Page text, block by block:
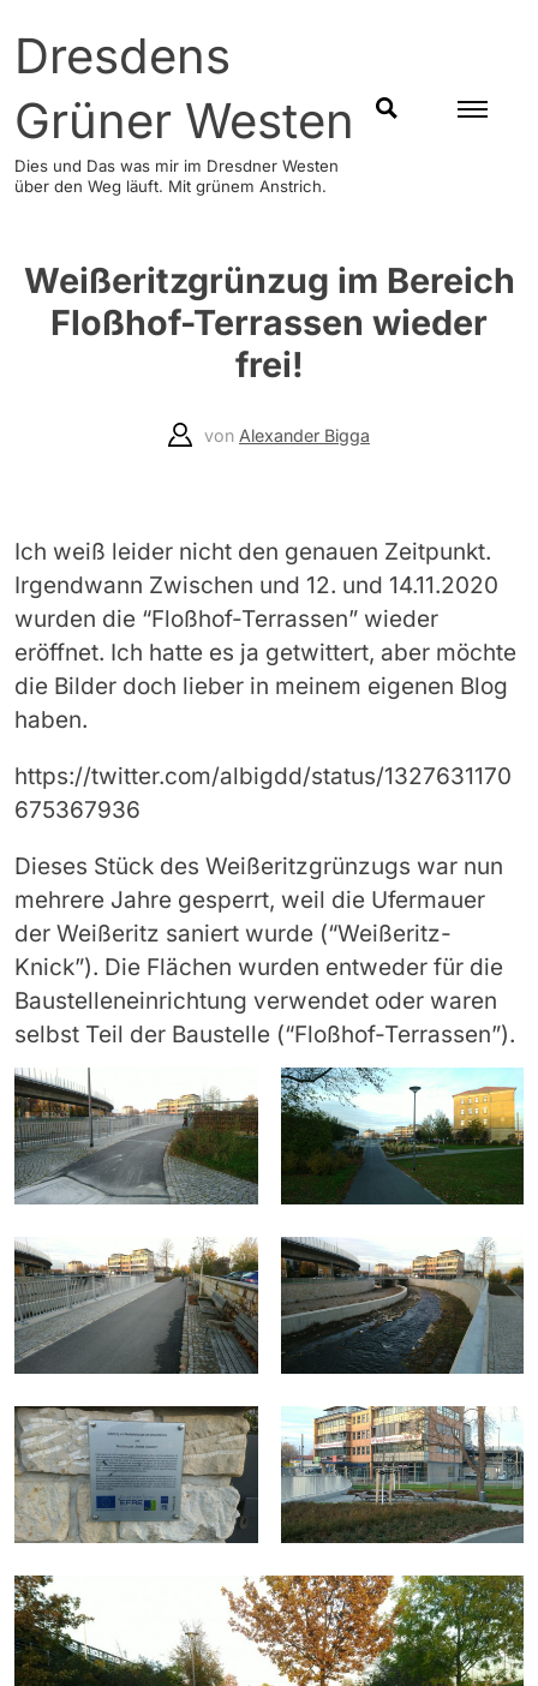
content
Dresdens
Grüner Westen
Dies und Das was mir im Dresdner Westen
über den Weg läuft. Mit grünem Anstrich.
SUCHEN
Weißeritzgrünzug im Bereich
Floßhof-Terrassen wieder
frei!
von Alexander Bigga
Ich weiß leider nicht den genauen Zeitpunkt.
Irgendwann Zwischen und 12. und 14.11.2020
wurden die “Floßhof-Terrassen” wieder
eröffnet. Ich hatte es ja getwittert, aber möchte
die Bilder doch lieber in meinem eigenen Blog
haben.
https://twitter.com/albigdd/status/1327631170
675367936
Dieses Stück des Weißeritzgrünzugs war nun
mehrere Jahre gesperrt, weil die Ufermauer
der Weißeritz saniert wurde (“Weißeritz-
Knick”). Die Flächen wurden entweder für die
Baustelleneinrichtung verwendet oder waren
selbst Teil der Baustelle (“Floßhof-Terrassen”).